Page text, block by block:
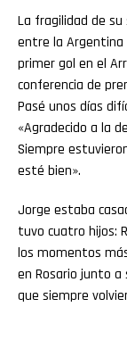
La fragilidad de
entre la Argentina
primer gol en el
conferencia de
Pasé unos días
«Agradecido a la
Siempre
esté bien».
Jorge estaba
tuvo cuatro hijos:
los momentos
en Rosario junto a
que siempre